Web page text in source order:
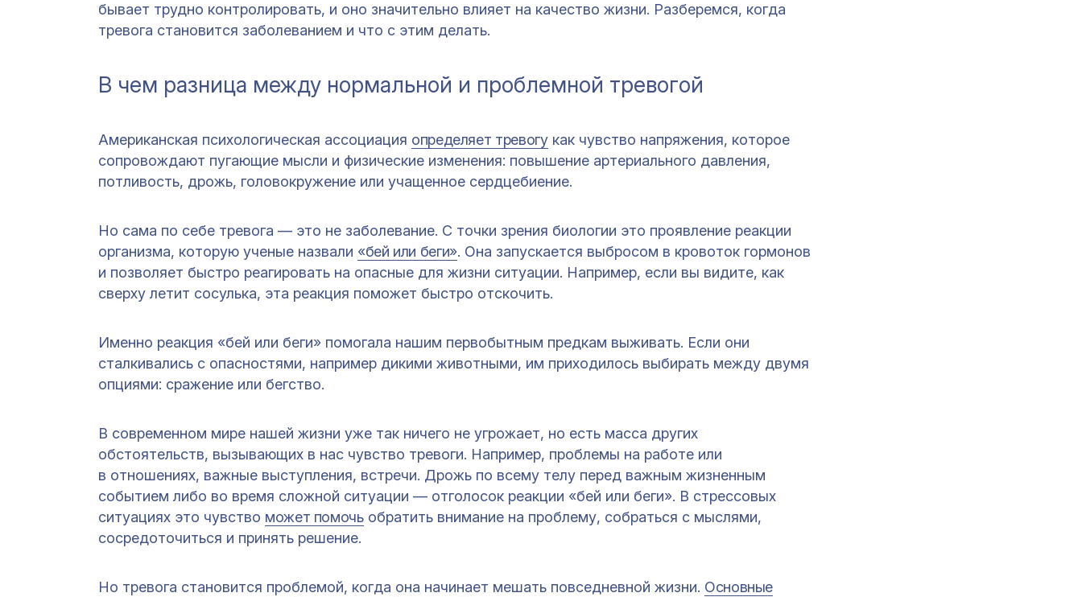
бывает трудно контролировать, и оно значительно влияет на качество жизни. Разберемся, когда
тревога становится заболеванием и что с этим делать.
В чем разница между нормальной и проблемной тревогой
Американская психологическая ассоциация определяет тревогукак чувство напряжения, которое
сопровождают пугающие мысли и физические изменения: повышение артериального давления,
потливость, дрожь, головокружение или учащенное сердцебиение.
Но сама по себе тревога — это не заболевание. С точки зрения биологии это проявление реакции
организма, которую ученые назвали «бей или беги». Она запускается выбросом в кровоток гормонов
и позволяет быстро реагировать на опасные для жизни ситуации. Например, если вы видите, как
сверху летит сосулька, эта реакция поможет быстро отскочить.
Именно реакция «бей или беги» помогала нашим первобытным предкам выживать. Если они
сталкивались с опасностями, например дикими животными, им приходилось выбирать между двумя
опциями: сражение или бегство.
В современном мире нашей жизни уже так ничего не угрожает, но есть масса других
обстоятельств, вызывающих в нас чувство тревоги. Например, проблемы на работе или
в отношениях, важные выступления, встречи. Дрожь по всему телу перед важным жизненным
событием либо во время сложной ситуации — отголосок реакции «бей или беги». В стрессовых
ситуациях это чувство может помочьобратить внимание на проблему, собраться с мыслями,
сосредоточиться и принять решение.
Но тревога становится проблемой, когда она начинает мешать повседневной жизни. Основные